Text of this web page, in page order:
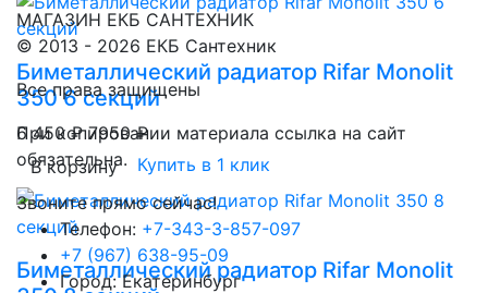
Биметаллический радиатор Rifar Monolit
350 6 секций
6 450 ₽ 7950 ₽
В корзину
Купить в 1 клик
Биметаллический радиатор Rifar Monolit
МАГАЗИН ЕКБ САНТЕХНИК
© 2013 - 2026 ЕКБ Сантехник
Все права защищены
При копировании материала ссылка на сайт
обязательна.
Звоните прямо сейчас!
Телефон: +7-343-3-857-097
+7 (967) 638-95-09
Город: Екатеринбург